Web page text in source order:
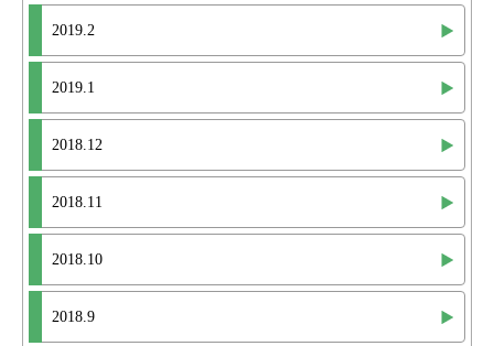
2019.2
2019.1
2018.12
2018.11
2018.10
2018.9